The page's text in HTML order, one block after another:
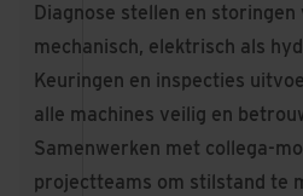
Diagnose stellen en storingen
mechanisch, elektrisch als
Keuringen en inspecties
alle machines veilig en
Samenwerken met collega-
projectteams om stilstand te